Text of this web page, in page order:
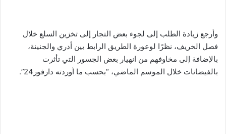
وأرجع زيادة الطلب إلى لجوء بعض التجار إلى تخزين السلع خلال
فصل الخريف، نظرًا لوعورة الطريق الرابط بين أدري والجنينة،
بالإضافة إلى مخاوفهم من انهيار بعض الجسور التي تأثرت
بالفيضانات خلال الموسم الماضي، “بحسب ما أوردته دارفور24”.